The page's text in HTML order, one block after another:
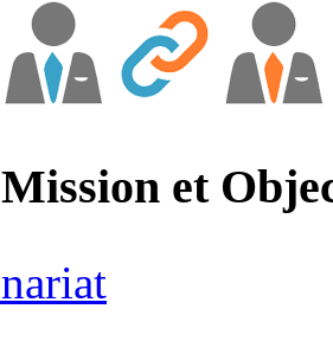
Mission et